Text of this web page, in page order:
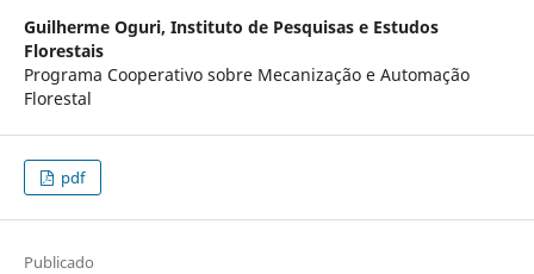
Guilherme Oguri, Instituto de Pesquisas e Estudos
Florestais
Programa Cooperativo sobre Mecanização e Automação
Florestal
pdf
Publicado